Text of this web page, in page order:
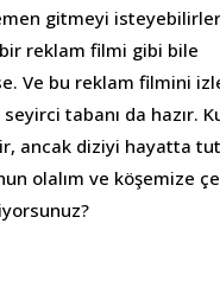
gitmeyi
reklam filmi gibi bile
Ve bu reklam filmini
tabanı da hazır.
ancak diziyi hayatta
olalım ve köşemize